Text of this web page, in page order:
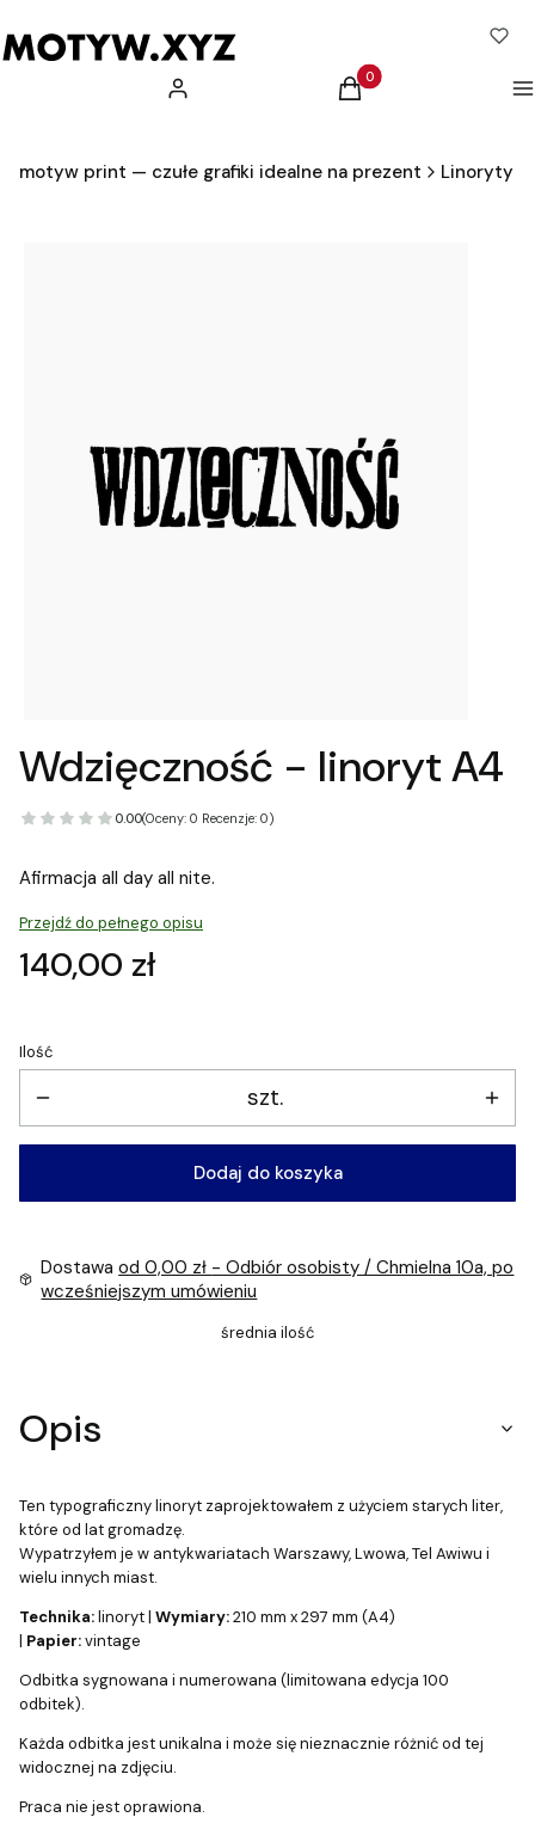
Zaloguj się Produkty w koszyku: 0.
Koszyk
motyw print — czułe grafiki idealne na prezent Linoryty
Wdzięczność - linoryt A4
0.00(Oceny: 0 Recenzje: 0)
Afirmacja all day all nite.
Przejdź do pełnego opisu
Cena
140,00 zł
Ilość
szt.
Dodaj do koszyka
Dostawaod 0,00 zł - Odbiór osobisty / Chmielna 10a, po
wcześniejszym umówieniu
średnia ilość
Opis
Ten typograficzny linoryt zaprojektowałem z użyciem starych liter,
które od lat gromadzę.
Wypatrzyłem je w antykwariatach Warszawy, Lwowa, Tel Awiwu i
wielu innych miast.
Technika:linoryt | Wymiary:210 mm x 297 mm (A4)
| Papier:vintage
Odbitka sygnowana i numerowana (limitowana edycja 100
odbitek).
Każda odbitka jest unikalna i może się nieznacznie różnić od tej
widocznej na zdjęciu.
Praca nie jest oprawiona.